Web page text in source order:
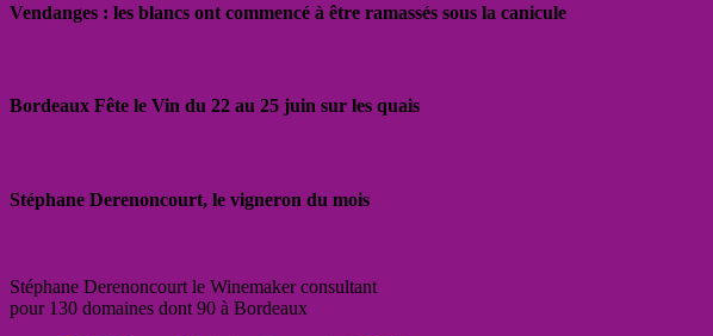
Vendanges : les blancs ont commencé à être ramassés sous la canicule
Bordeaux Fête le Vin du 22 au 25 juin sur les quais
Stéphane Derenoncourt, le vigneron du mois
Stéphane Derenoncourt le Winemaker consultant
pour 130 domaines dont 90 à Bordeaux